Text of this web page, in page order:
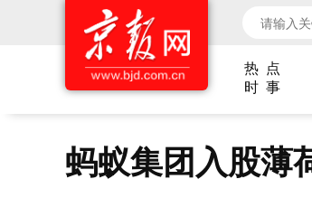
热 点
时 事
蚂蚁集团入股薄